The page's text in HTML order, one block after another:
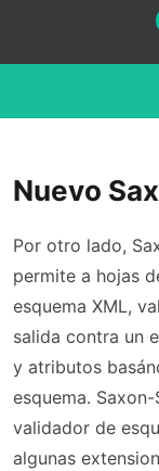
Nuevo
Por otro lado,
permite a hojas
esquema XML,
salida contra un
y atributos
esquema.
validador de
algunas